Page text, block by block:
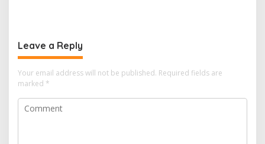
Leave a Reply
Your email address will not be published. Required fields are
marked *